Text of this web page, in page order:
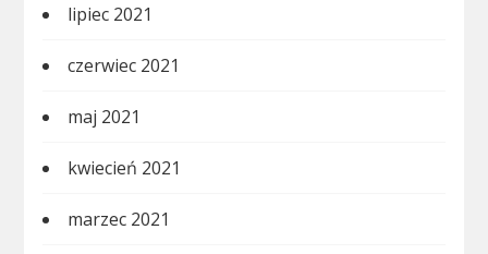
lipiec 2021
czerwiec 2021
maj 2021
kwiecień 2021
marzec 2021